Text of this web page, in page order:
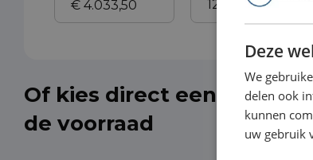
Of kies direct een Opel
de voorraad
Deze
We
delen ook
kunnen
uw gebruik